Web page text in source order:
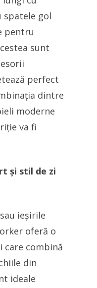
spatele gol
pentru
sunt
perfect
dintre
moderne
va fi
și stil de zi
ieșirile
oferă o
care combină
din
ideale